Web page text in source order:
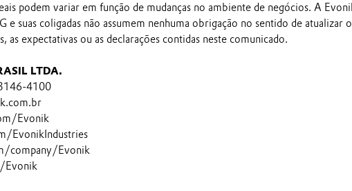
podem variar em função de mudanças no ambiente de negócios. A
e suas coligadas não assumem nenhuma obrigação no sentido de atualizar
as expectativas ou as declarações contidas neste comunicado.
LTDA.
4100
Evonik
EvonikIndustries
company/Evonik
Evonik